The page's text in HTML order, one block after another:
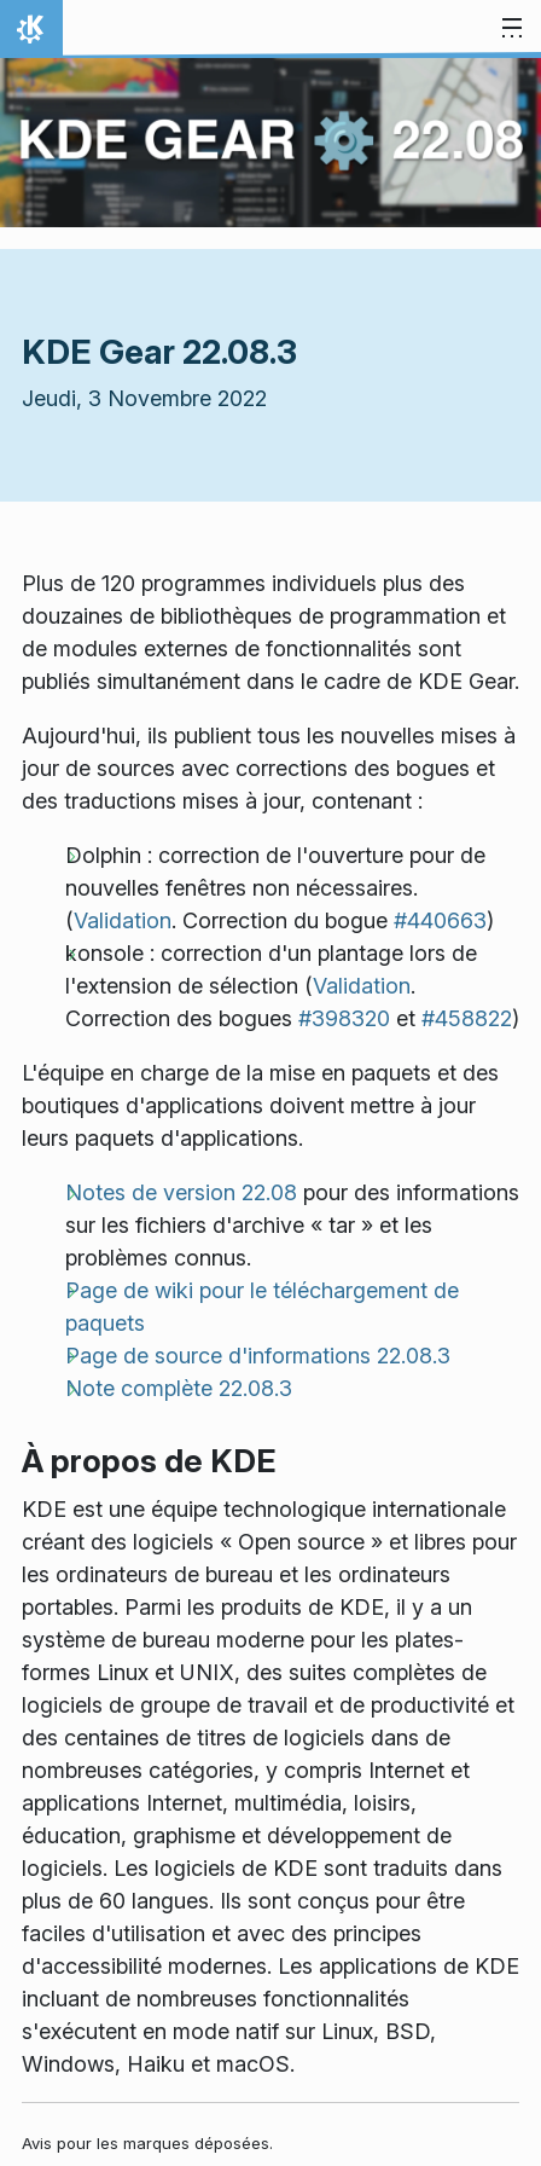
Aller directement au contenu
Accueil
KDE Gear 22.08.3
Jeudi, 3 Novembre 2022
Plus de 120 programmes individuels plus des
douzaines de bibliothèques de programmation et
de modules externes de fonctionnalités sont
publiés simultanément dans le cadre de KDE Gear.
Aujourd'hui, ils publient tous les nouvelles mises à
jour de sources avec corrections des bogues et
des traductions mises à jour, contenant :
Dolphin : correction de l'ouverture pour de
nouvelles fenêtres non nécessaires.
(Validation. Correction du bogue #440663)
konsole : correction d'un plantage lors de
l'extension de sélection (Validation.
Correction des bogues #398320 et #458822)
L'équipe en charge de la mise en paquets et des
boutiques d'applications doivent mettre à jour
leurs paquets d'applications.
Notes de version 22.08 pour des informations
sur les fichiers d'archive « tar » et les
problèmes connus.
Page de wiki pour le téléchargement de
paquets
Page de source d'informations 22.08.3
Note complète 22.08.3
À propos de KDE
KDE est une équipe technologique internationale
créant des logiciels « Open source » et libres pour
les ordinateurs de bureau et les ordinateurs
portables. Parmi les produits de KDE, il y a un
système de bureau moderne pour les plates-
formes Linux et UNIX, des suites complètes de
logiciels de groupe de travail et de productivité et
des centaines de titres de logiciels dans de
nombreuses catégories, y compris Internet et
applications Internet, multimédia, loisirs,
éducation, graphisme et développement de
logiciels. Les logiciels de KDE sont traduits dans
plus de 60 langues. Ils sont conçus pour être
faciles d'utilisation et avec des principes
d'accessibilité modernes. Les applications de KDE
incluant de nombreuses fonctionnalités
s'exécutent en mode natif sur Linux, BSD,
Windows, Haiku et macOS.
Avis pour les marques déposées.